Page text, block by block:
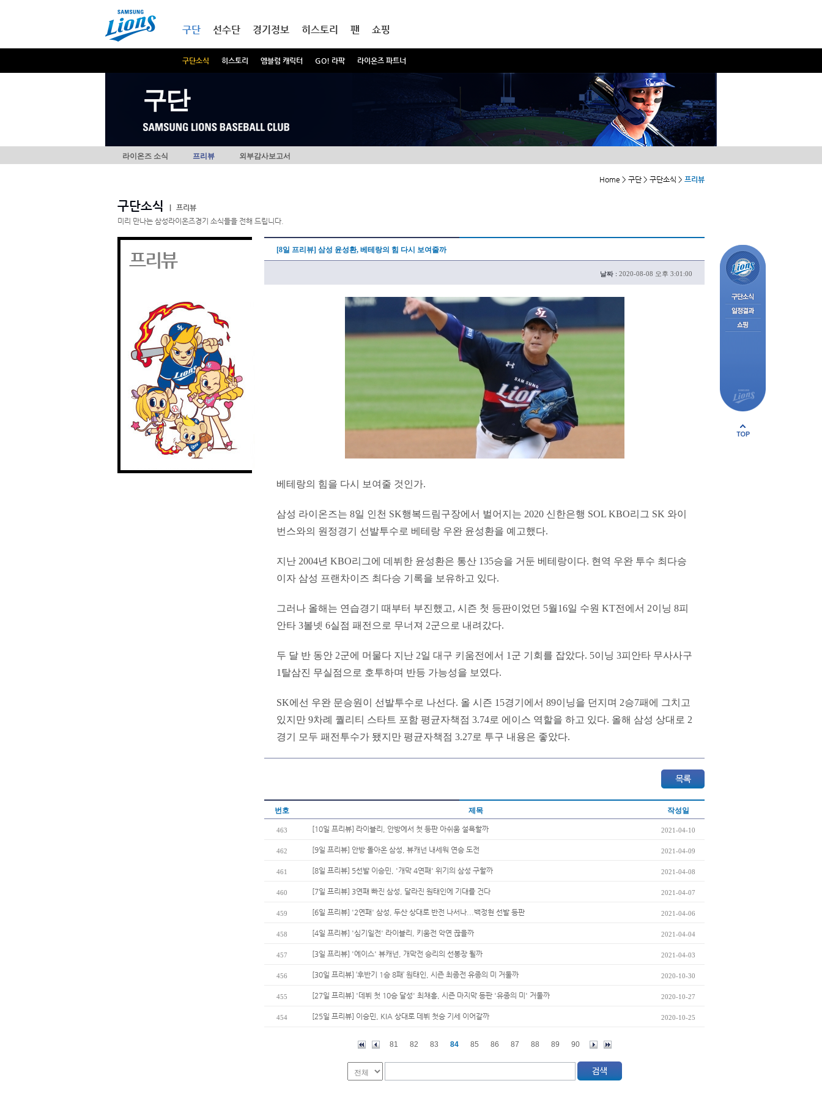
구단
구단소식 히스토리 엠블럼 캐릭터 GO! 라팍 라이온즈 파트너
선수단 경기정보 히스토리 팬 쇼핑
구단
라이온즈 소식 프리뷰 외부감사보고서
Home > 구단 > 구단소식 > 프리뷰
구단소식
프리뷰
미리 만나는 삼성라이온즈경기 소식들을 전해 드립니다.
프리뷰 [8일 프리뷰] 삼성 윤성환, 베테랑의 힘 다시 보여줄까
날짜 : 2020-08-08 오후 3:01:00
베테랑의 힘을 다시 보여줄 것인가.
삼성 라이온즈는 8일 인천 SK행복드림구장에서 벌어지는 2020 신한은행 SOL KBO리그 SK 와이
번스와의 원정경기 선발투수로 베테랑 우완 윤성환을 예고했다.
지난 2004년 KBO리그에 데뷔한 윤성환은 통산 135승을 거둔 베테랑이다. 현역 우완 투수 최다승
이자 삼성 프랜차이즈 최다승 기록을 보유하고 있다.
그러나 올해는 연습경기 때부터 부진했고, 시즌 첫 등판이었던 5월16일 수원 KT전에서 2이닝 8피
안타 3볼넷 6실점 패전으로 무너져 2군으로 내려갔다.
두 달 반 동안 2군에 머물다 지난 2일 대구 키움전에서 1군 기회를 잡았다. 5이닝 3피안타 무사사구
1탈삼진 무실점으로 호투하며 반등 가능성을 보였다.
SK에선 우완 문승원이 선발투수로 나선다. 올 시즌 15경기에서 89이닝을 던지며 2승7패에 그치고
있지만 9차례 퀄리티 스타트 포함 평균자책점 3.74로 에이스 역할을 하고 있다. 올해 삼성 상대로 2
경기 모두 패전투수가 됐지만 평균자책점 3.27로 투구 내용은 좋았다.
번호 제목 작성일
463 [10일 프리뷰] 라이블리, 안방에서 첫 등판 아쉬움 설욕할까 2021-04-10
462 [9일 프리뷰] 안방 돌아온 삼성, 뷰캐넌 내세워 연승 도전 2021-04-09
461 [8일 프리뷰] 5선발 이승민, '개막 4연패' 위기의 삼성 구할까 2021-04-08
460 [7일 프리뷰] 3연패 빠진 삼성, 달라진 원태인에 기대를 건다 2021-04-07
459 [6일 프리뷰] '2연패' 삼성, 두산 상대로 반전 나서나...백정현 선발 등판 2021-04-06
458 [4일 프리뷰] '심기일전' 라이블리, 키움전 악연 끊을까 2021-04-04
457 [3일 프리뷰] '에이스' 뷰캐넌, 개막전 승리의 선봉장 될까 2021-04-03
456 [30일 프리뷰] ‘후반기 1승 8패’ 원태인, 시즌 최종전 유종의 미 거둘까 2020-10-30
455 [27일 프리뷰] '데뷔 첫 10승 달성' 최채흥, 시즌 마지막 등판 '유종의 미' 거둘까 2020-10-27
454 [25일 프리뷰] 이승민, KIA 상대로 데뷔 첫승 기세 이어갈까 2020-10-25
81 82 83 84 85 86 87 88 89 90